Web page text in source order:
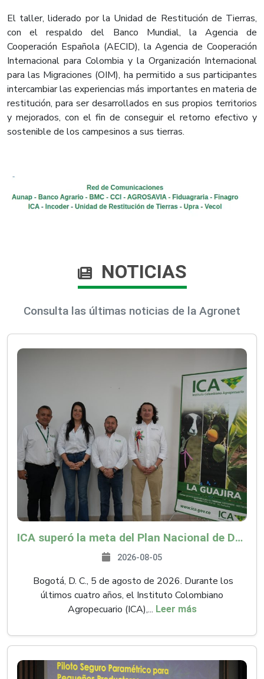
El taller, liderado por la Unidad de Restitución de Tierras,
con el respaldo del Banco Mundial, la Agencia de
Cooperación Española (AECID), la Agencia de Cooperación
Internacional para Colombia y la Organización Internacional
para las Migraciones (OIM), ha permitido a sus participantes
intercambiar las experiencias más importantes en materia de
restitución, para ser desarrollados en sus propios territorios
y mejorados, con el fin de conseguir el retorno efectivo y
sostenible de los campesinos a sus tierras.
NOTICIAS
Consulta las últimas noticias de la Agronet
ICA superó la meta del Plan Nacional de Desarrollo y abrió 61 mercados internacionales
2026-08-05
Bogotá, D. C., 5 de agosto de 2026. Durante los
últimos cuatro años, el Instituto Colombiano
Agropecuario (ICA),... Leer más